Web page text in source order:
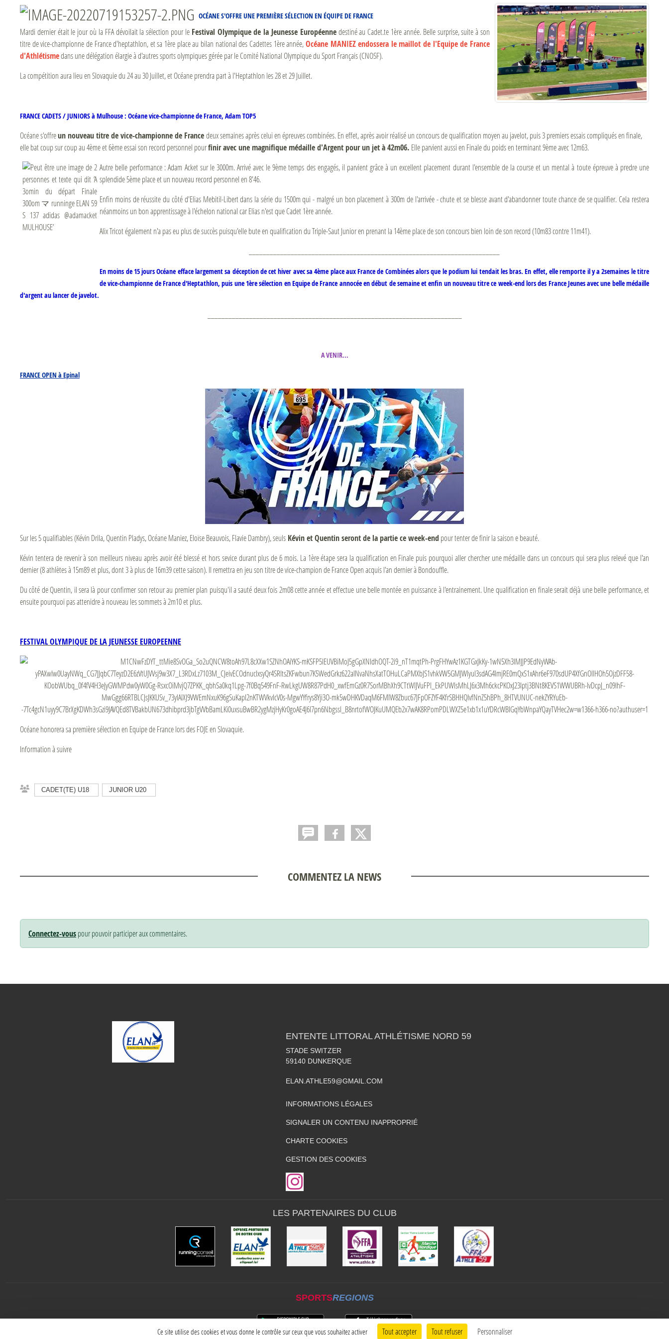
OCÉANE S'OFFRE UNE PREMIÈRE SÉLECTION EN ÉQUIPE DE FRANCE
Mardi dernier était le jour où la FFA dévoilait la sélection pour le Festival Olympique de la Jeunesse Européennedestiné au Cadet.te 1ère année. Belle surprise, suite à son
titre de vice-championne de France d'heptathlon, et sa 1ère place au bilan national des Cadettes 1ère année,Océane MANIEZ endossera le maillot de l'Equipe de France
d'Athlétismedans une délégation élargie à d'autres sports olympiques gérée par le Comité National Olympique du Sport Français (CNOSF).
La compétition aura lieu en Slovaquie du 24 au 30 Juillet, et Océane prendra part à l'Heptathlon les 28 et 29 Juillet.
FRANCE CADETS / JUNIORS à Mulhouse : Océane vice-championne de France, Adam TOP5
Océane s'offreun nouveau titre de vice-championne de Francedeux semaines après celui en épreuves combinées. En effet, après avoir réalisé un concours de qualification moyen au javelot, puis 3 premiers essais compliqués en finale,
elle bat coup sur coup au 4ème et 6ème essai son record personnel pourfinir avec une magnifique médaille d'Argent pour un jet à 42m06. Elle parvient aussi en Finale du poids en terminant 9ème avec 12m63.
Autre belle performance : Adam Acket sur le 3000m. Arrivé avec le 9ème temps des engagés, il parvient grâce à un excellent placement durant l'ensemble de la course et un mental à toute épreuve à predre une
splendide 5ème place et un nouveau record personnel en 8'46.
Enfin moins de réussite du côté d'Elias Mebitil-Libert dans la série du 1500m qui - malgré un bon placement à 300m de l'arrivée - chute et se blesse avant d'abandonner toute chance de se qualifier. Cela restera
néanmoins un bon apprentissage à l'échelon national car Elias n'est que Cadet 1ère année.
Alix Tricot également n'a pas eu plus de succès puisqu'elle bute en qualification du Triple-Saut Junior en prenant la 14ème place de son concours bien loin de son record (10m83 contre 11m41).
En moins de 15 jours Océane efface largement sa déception de cet hiver avec sa 4ème place aux France de Combinées alors que le podium lui tendait les bras. En effet, elle remporte il y a 2semaines le titre
de vice-championne de France d'Heptathlon, puis une 1ère sélection en Equipe de France annocée en début de semaine et enfin un nouveau titre ce week-end lors des France Jeunes avec une belle médaille
d'argent au lancer de javelot.
A VENIR...
FRANCE OPEN à Epinal
Sur les 5 qualifiables (Kévin Drila, Quentin Pladys, Océane Maniez, Eloïse Beauvois, Flavie Dambry), seuls Kévin et Quentin seront de la partie ce week-end pour tenter de finir la saison e beauté.
Kévin tentera de revenir à son meilleurs niveau après avoir été blessé et hors sevice durant plus de 6 mois. La 1ère étape sera la qualification en Finale puis pourquoi aller chercher une médaille dans un concours qui sera plus relevé que l'an
dernier (8 athlètes à 15m89 et plus, dont 3 à plus de 16m39 cette saison). Il remettra en jeu son titre de vice-champion de France Open acquis l'an dernier à Bondouffle.
Du côté de Quentin, il sera là pour confirmer son retour au premier plan puisqu'il a sauté deux fois 2m08 cette année et effectue une belle montée en puissance à l'entrainement. Une qualification en finale serait déjà une belle performance, et
ensuite pourquoi pas attenidre à nouveau les sommets à 2m10 et plus.
FESTIVAL OLYMPIQUE DE LA JEUNESSE EUROPEENNE
Océane honorera sa première sélection en Equipe de France lors des FOJE en Slovaquie.
Information à suivre
CADET(TE) U18 JUNIOR U20
COMMENTEZ LA NEWS
Connectez-vouspour pouvoir participer aux commentaires.
ENTENTE LITTORAL ATHLÉTISME NORD 59
STADE SWITZER
59140 DUNKERQUE
ELAN.ATHLE59@GMAIL.COM
INFORMATIONS LÉGALES
SIGNALER UN CONTENU INAPPROPRIÉ
CHARTE COOKIES
GESTION DES COOKIES
LES PARTENAIRES DU CLUB
SPORTSREGIONS
Ce site utilise des cookies et vous donne le contrôle sur ceux que vous souhaitez activer Tout accepter Tout refuser Personnaliser